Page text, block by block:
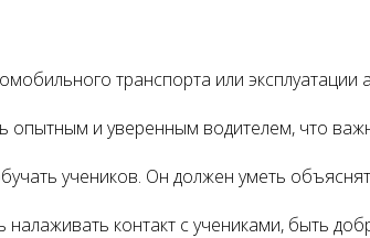
транспорта или эксплуатации
опытным и уверенным водителем, что
учеников. Он должен уметь
контакт с учениками, быть